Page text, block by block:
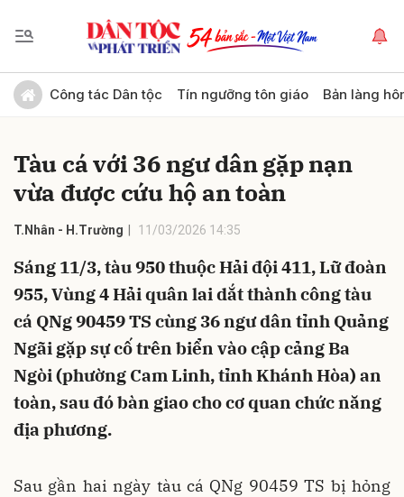
Công tác Dân tộc Tín ngưỡng tôn giáo Bản làng
Tàu cá với 36 ngư dân gặp nạn
vừa được cứu hộ an toàn
T.Nhân - H.Trường 11/03/2026 14:35
Sáng 11/3, tàu 950 thuộc Hải đội 411, Lữ đoàn
955, Vùng 4 Hải quân lai dắt thành công tàu
cá QNg 90459 TS cùng 36 ngư dân tỉnh Quảng
Ngãi gặp sự cố trên biển vào cập cảng Ba
Ngòi (phường Cam Linh, tỉnh Khánh Hòa) an
toàn, sau đó bàn giao cho cơ quan chức năng
địa phương.
Sau gần hai ngày tàu cá QNg 90459 TS bị hỏng
Gửi bình luận
Hủy Gửi